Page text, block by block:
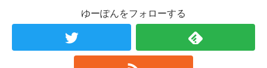
ゆーぽんをフォローする